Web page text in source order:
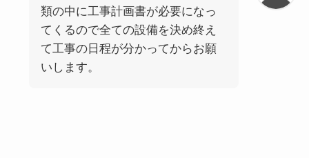
類の中に工事計画書が必要になっ
てくるので全ての設備を決め終え
て工事の日程が分かってからお願
いします。